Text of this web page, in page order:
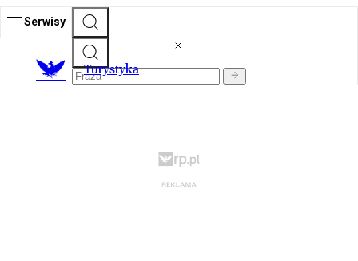
Serwisy
Turystyka